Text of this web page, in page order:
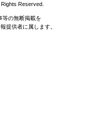
Reserved.
等の無断掲載を
提供者に属します。